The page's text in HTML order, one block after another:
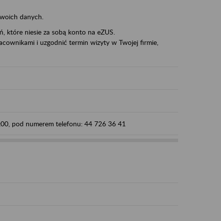
danych.
które niesie za sobą konto na eZUS.
i uzgodnić termin wizyty w Twojej firmie,
pod numerem telefonu: 44 726 36 41